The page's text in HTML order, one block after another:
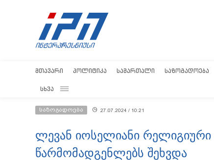
ᲛᲗᲐᲕᲐᲠᲘ ᲞᲝᲚᲘᲢᲘᲙᲐ ᲡᲐᲛᲐᲠᲗᲐᲚᲘ ᲡᲐᲖᲝᲒᲐᲓᲝᲔᲑᲐ
ᲡᲮᲕᲐ
საზოგადოება 27.07.2024 / 10:21
ლევან იოსელიანი რელიგიური
წარმომადგენლებს შეხვდა